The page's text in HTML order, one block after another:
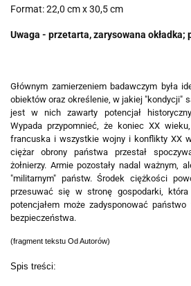
Format: 22,0 cm x 30,5 cm
Uwaga - przetarta, zarysowana
Głównym zamierzeniem badawczym była
obiektów oraz określenie, w jakiej "kondycji"
jest w nich zawarty potencjał
Wypada przypomnieć, że koniec XX
francuska i wszystkie wojny i konflikty XX
ciężar obrony państwa przestał
żołnierzy. Armie pozostały nadal ważnym,
"militarnym" państw. Środek ciężkości
przesuwać się w stronę gospodarki,
potencjałem może zadysponować
bezpieczeństwa.
(fragment tekstu Od Autorów)
Spis treści: